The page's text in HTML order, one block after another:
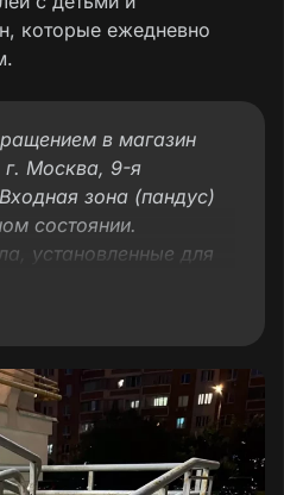
которые ежедневно
в магазин
г. Москва, 9-я
зона (пандус)
состоянии.
установленные для
повреждения
критический
несущую